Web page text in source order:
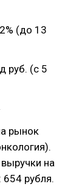
(до 13
руб. (с 5
рынок
на
654 рубля.